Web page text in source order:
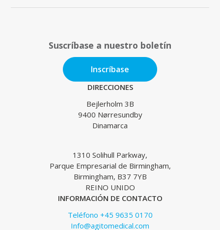
Suscríbase a nuestro boletín
Inscríbase
DIRECCIONES
Bejlerholm 3B
9400 Nørresundby
Dinamarca
1310 Solihull Parkway,
Parque Empresarial de Birmingham,
Birmingham, B37 7YB
REINO UNIDO
INFORMACIÓN DE CONTACTO
Teléfono +45 9635 0170
Info@agitomedical.com